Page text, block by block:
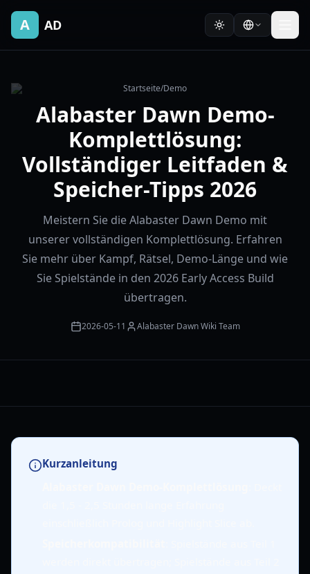
A AD
Startseite/Demo
Alabaster Dawn Demo-
Komplettlösung:
Vollständiger Leitfaden &
Speicher-Tipps 2026
Meistern Sie die Alabaster Dawn Demo mit
unserer vollständigen Komplettlösung. Erfahren
Sie mehr über Kampf, Rätsel, Demo-Länge und wie
Sie Spielstände in den 2026 Early Access Build
übertragen.
2026-05-11 Alabaster Dawn Wiki Team
Kurzanleitung